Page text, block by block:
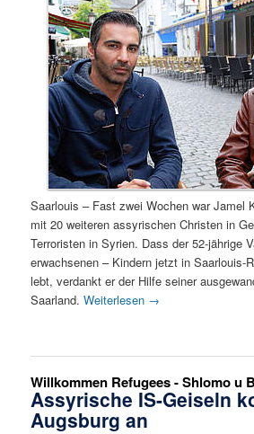
Saarlouis – Fast zwei Wochen war Jamel
mit 20 weiteren assyrischen Christen in
Terroristen in Syrien. Dass der 52-jährige
erwachsenen – Kindern jetzt in Saarlouis-
lebt, verdankt er der Hilfe seiner
Saarland.Weiterlesen →
Willkommen Refugees - Shlomo u
Assyrische IS-Geiseln
Augsburg an